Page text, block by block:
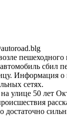
пешеходного
сбил
Информация
сетях.
улице 50 лет
достаточно